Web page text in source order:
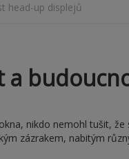
head-up displejů
nikdo nemohl tušit, že
zázrakem, nabitým